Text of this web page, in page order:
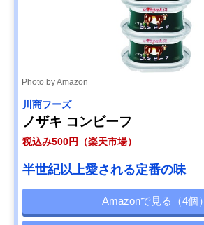
Photo by Amazon
川商フーズ
ノザキ コンビーフ
税込み500円（楽天市場）
半世紀以上愛される定番の味
Amazonで見る（4個）